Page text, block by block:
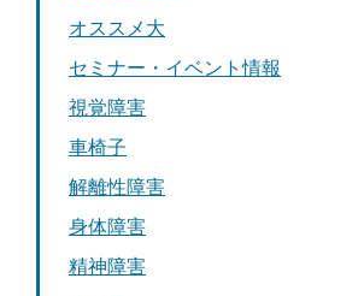
オススメ大
セミナー・イベント情報
視覚障害
車椅子
解離性障害
身体障害
精神障害